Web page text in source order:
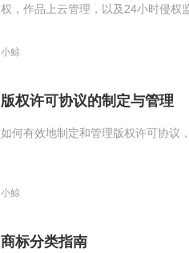
权，作品上云管理，以及24小时侵权
小鲸
版权许可协议的制定与管理
如何有效地制定和管理版权许可协议
小鲸
商标分类指南